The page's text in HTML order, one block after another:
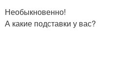
Необыкновенно!
А какие подставки у вас?